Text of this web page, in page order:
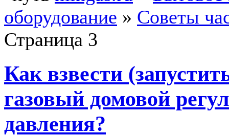
оборудование » Советы
Страница 3
Как взвести
газовый домовой
давления?